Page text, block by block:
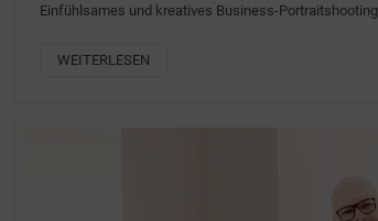
Einfühlsames und kreatives Business-Portraitshooting
WEITERLESEN